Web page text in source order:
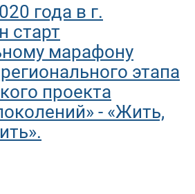
года в г.
старт
марафону
этапа
проекта
- «Жить,